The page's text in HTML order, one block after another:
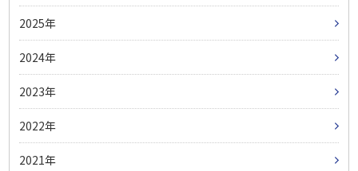
2025
2024
2023
2022
2021